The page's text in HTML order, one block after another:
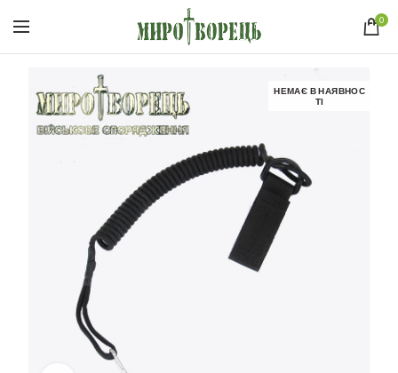
0
НЕМАЄ В НАЯВНОС
ТІ